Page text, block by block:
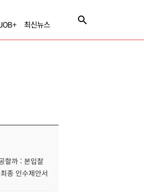
최신뉴스
할까 : 본입찰
종 인수제안서